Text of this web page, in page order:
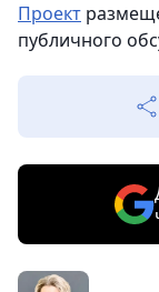
Проект
публичного